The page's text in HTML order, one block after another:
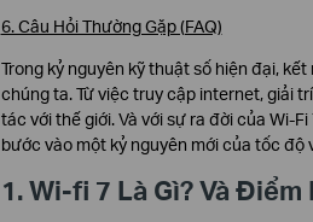
6. Câu Hỏi Thường Gặp (FAQ)
Trong kỷ nguyên kỹ thuật số hiện đại,
chúng ta. Từ việc truy cập internet, giải
tác với thế giới. Và với sự ra đời của Wi-
bước vào một kỷ nguyên mới của tốc độ
1. Wi-fi 7 Là Gì? Và